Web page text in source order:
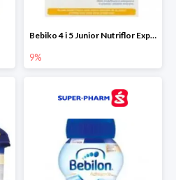
Bebiko 4 i 5 Junior Nutriflor Expert -9%
9%